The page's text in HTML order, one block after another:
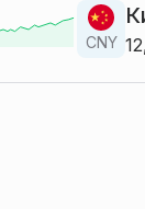
CNY